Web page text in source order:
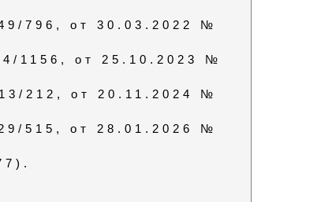
796, от 30.03.2022 №
1156, от 25.10.2023 №
212, от 20.11.2024 №
515, от 28.01.2026 №